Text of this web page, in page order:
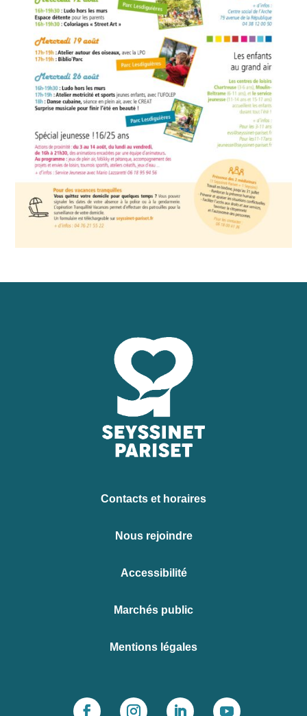
Contacts et horaires
Nous rejoindre
Accessibilité
Marchés public
Mentions légales